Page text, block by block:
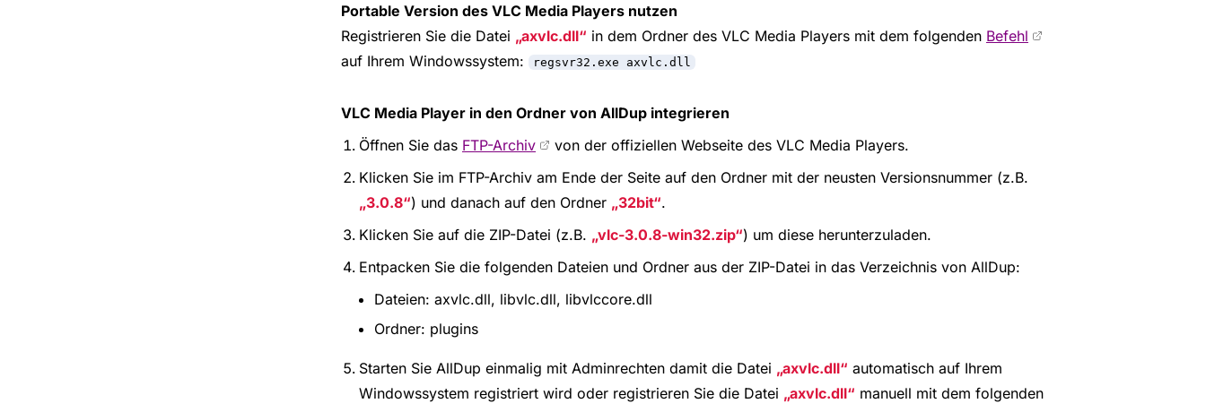
Portable Version des VLC Media Players nutzen
Registrieren Sie die Datei
axvlc.dll in dem Ordner des VLC Media Players mit dem folgenden Befehl
auf Ihrem Windowssystem:
regsvr32.exe axvlc.dll
VLC Media Player in den Ordner von AllDup integrieren
Öffnen Sie das FTP-Archiv
von der offiziellen Webseite des VLC Media Players.
Klicken Sie im FTP-Archiv am Ende der Seite auf den Ordner mit der neusten Versionsnummer (z.B.
3.0.8 ) und danach auf den Ordner 32bit .
Klicken Sie auf die ZIP-Datei (z.B.
vlc-3.0.8-win32.zip ) um diese herunterzuladen.
Entpacken Sie die folgenden Dateien und Ordner aus der ZIP-Datei in das Verzeichnis von AllDup:
Dateien: axvlc.dll, libvlc.dll, libvlccore.dll
Ordner: plugins
Starten Sie AllDup einmalig mit Adminrechten damit die Datei axvlc.dll
automatisch auf Ihrem
Windowssystem registriert wird oder registrieren Sie die Datei
axvlc.dll
manuell mit dem folgenden